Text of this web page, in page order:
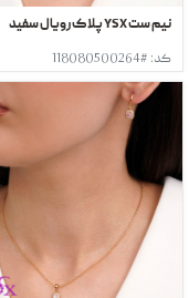
نیم ست YSX پلاک رویال سفید
کد: #118080500264